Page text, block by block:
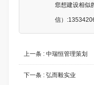
您想建设相似
信）
上一条 :中瑞恒管理策划
下一条 :弘而毅实业